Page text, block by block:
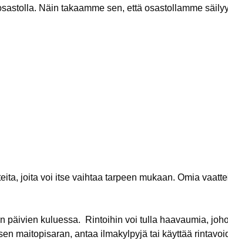
Näin takaamme sen, että osastollamme
joita voi itse vaihtaa tarpeen mukaan. Omia
päivien kuluessa. Rintoihin voi tulla haavaumia,
maitopisaran, antaa ilmakylpyjä tai käyttää